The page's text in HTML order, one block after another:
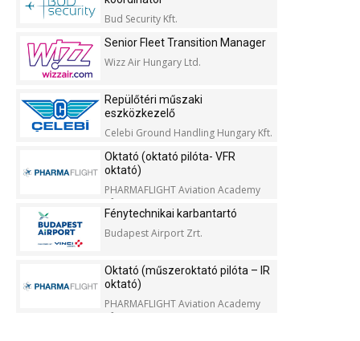
Bud Security Kft.
Senior Fleet Transition Manager
Wizz Air Hungary Ltd.
Repülőtéri műszaki
eszközkezelő
Celebi Ground Handling Hungary Kft.
Oktató (oktató pilóta- VFR
oktató)
PHARMAFLIGHT Aviation Academy
Kft.
Fénytechnikai karbantartó
Budapest Airport Zrt.
Oktató (műszeroktató pilóta – IR
oktató)
PHARMAFLIGHT Aviation Academy
Kft.